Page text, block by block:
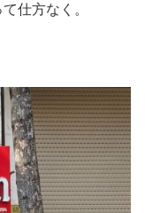
仕方なく。